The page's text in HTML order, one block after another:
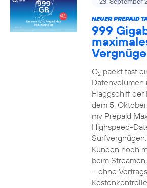
NEUER PREPAID
999
O2packt fast
Datenvolumen
Flaggschiff der
dem 5.
my Prepaid
Highspeed-
Kunden noch
beim
– ohne